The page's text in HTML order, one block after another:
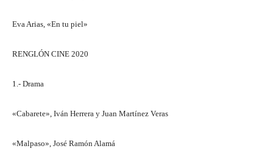
Eva Arias, «En tu piel»
RENGLÓN CINE 2020
1.- Drama
«Cabarete», Iván Herrera y Juan Martínez Veras
«Malpaso», José Ramón Alamá